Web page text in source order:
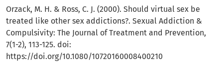
Orzack, M. H. & Ross, C. J. (2000). Should virtual sex be
treated like other sex addictions?. Sexual Addiction &
Compulsivity: The Journal of Treatment and Prevention,
7(1-2), 113-125. doi:
https://doi.org/10.1080/10720160008400210